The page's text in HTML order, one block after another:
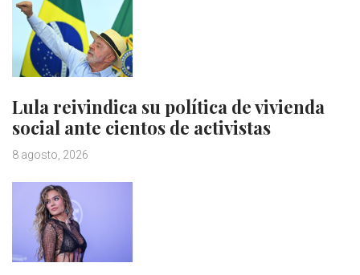
Lula reivindica su política de vivienda
social ante cientos de activistas
8 agosto, 2026